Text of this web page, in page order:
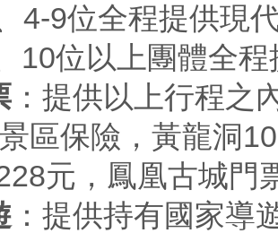
位全程提供現代
以上團體全程
：提供以上行程之
區保險，黃龍洞
元，鳳凰古城門
：提供持有國家導